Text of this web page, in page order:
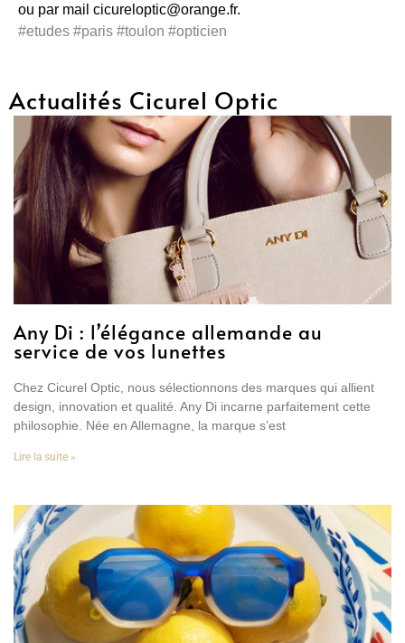
ou par mail cicureloptic@orange.fr.
#etudes #paris #toulon #opticien
Actualités Cicurel Optic
Any Di : l’élégance allemande au
service de vos lunettes
Chez Cicurel Optic, nous sélectionnons des marques qui allient
design, innovation et qualité. Any Di incarne parfaitement cette
philosophie. Née en Allemagne, la marque s’est
Lire la suite »